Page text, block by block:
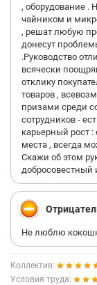
, оборудование .
чайником и
, решат любую
донесут
.Руководство
всячески
отклику
товаров ,
призами среди
сотрудников -
карьерный рост
места , всегда
Скажи об этом
добросовестный
Не люблю
Коллектив:
Условия труда: